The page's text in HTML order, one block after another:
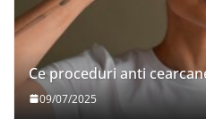
Ce proceduri anti
09/07/2025